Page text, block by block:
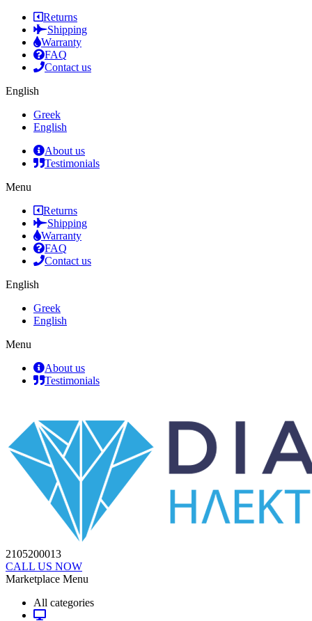
Returns
Shipping
Warranty
FAQ
Contact us
English
Greek
English
About us
Testimonials
Menu
Returns
Shipping
Warranty
FAQ
Contact us
English
Greek
English
Menu
About us
Testimonials
2105200013
CALL US NOW
Marketplace Menu
All categories